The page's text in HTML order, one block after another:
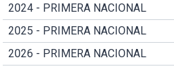
2024 - PRIMERA NACIONAL
2025 - PRIMERA NACIONAL
2026 - PRIMERA NACIONAL